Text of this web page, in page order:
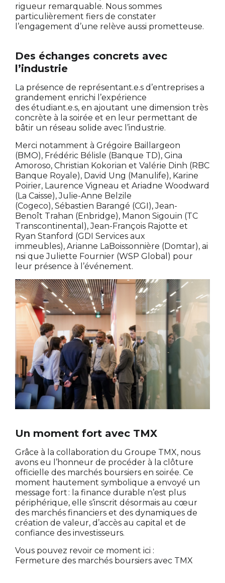
rigueur remarquable. Nous sommes
particulièrement fiers de constater
l’engagement d’une relève aussi prometteuse.
Des échanges concrets avec
l’industrie
La présence de représentant.e.s d’entreprises a
grandement enrichi l’expérience
des étudiant.e.s, en ajoutant une dimension très
concrète à la soirée et en leur permettant de
bâtir un réseau solide avec l’industrie.
Merci notamment à Grégoire Baillargeon
(BMO), Frédéric Bélisle (Banque TD), Gina
Amoroso, Christian Kokorian et Valérie Dinh (RBC
Banque Royale), David Ung (Manulife), Karine
Poirier, Laurence Vigneau et Ariadne Woodward
(La Caisse), Julie-Anne Belzile
(Cogeco), Sébastien Barangé (CGI), Jean-
Benoît Trahan (Enbridge), Manon Sigouin (TC
Transcontinental), Jean-François Rajotte et
Ryan Stanford (GDI Services aux
immeubles), Arianne LaBoissonnière (Domtar), ai
nsi que Juliette Fournier (WSP Global) pour
leur présence à l’événement.
Un moment fort avec TMX
Grâce à la collaboration du Groupe TMX, nous
avons eu l’honneur de procéder à la clôture
officielle des marchés boursiers en soirée. Ce
moment hautement symbolique a envoyé un
message fort : la finance durable n’est plus
périphérique, elle s’inscrit désormais au cœur
des marchés financiers et des dynamiques de
création de valeur, d’accès au capital et de
confiance des investisseurs.
Vous pouvez revoir ce moment ici :
Fermeture des marchés boursiers avec TMX